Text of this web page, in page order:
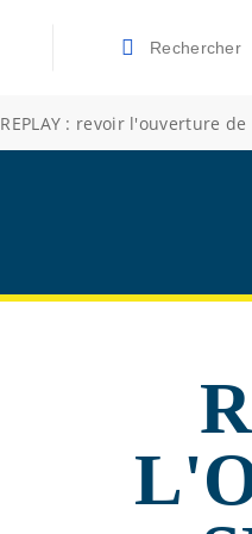
Valider la
REPLAY : revoir l'ouverture